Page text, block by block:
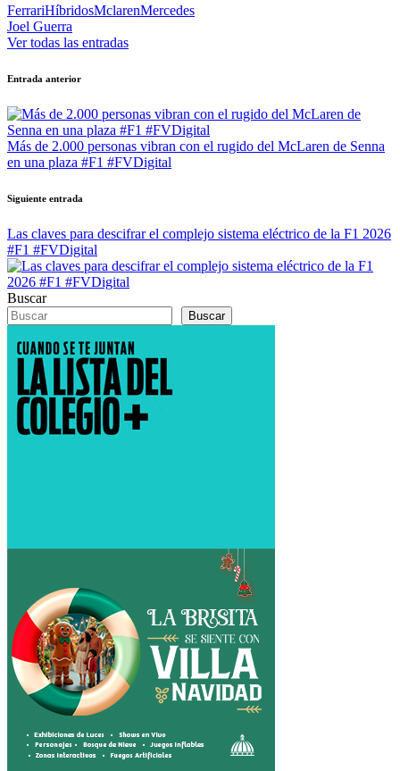
Etiquetas:
FerrariHíbridosMclarenMercedes
Joel Guerra
Ver todas las entradas
Navegación
de
entradas
Entrada anterior
Más de 2.000 personas vibran con el rugido del McLaren de Senna
en una plaza #F1 #FVDigital
Siguiente entrada
Las claves para descifrar el complejo sistema eléctrico de la F1 2026
#F1 #FVDigital
Buscar
Buscar